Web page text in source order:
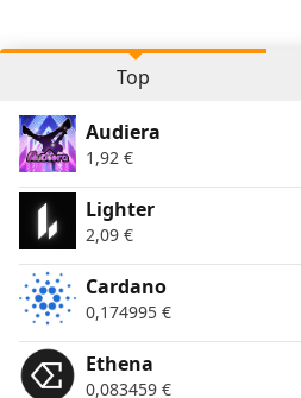
Top
Audiera
1,92 €
Lighter
2,09 €
Cardano
0,174995 €
Ethena
0,083459 €